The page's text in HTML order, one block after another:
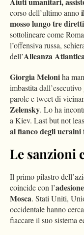
corso dell’ultimo anno
mosso lungo tre
sottolineare come
l’offensiva russa,
dell’Alleanza
Giorgia Meloniha
imbastita
parole e tweet di
Zelensky. Lo ha
a Kiev. Last but not
al fianco degli ucraini
Le sanzioni
Il primo pilastro
coincide con l’
Mosca. Stati Uniti,
occidentale hanno
fiaccare il suo sistema